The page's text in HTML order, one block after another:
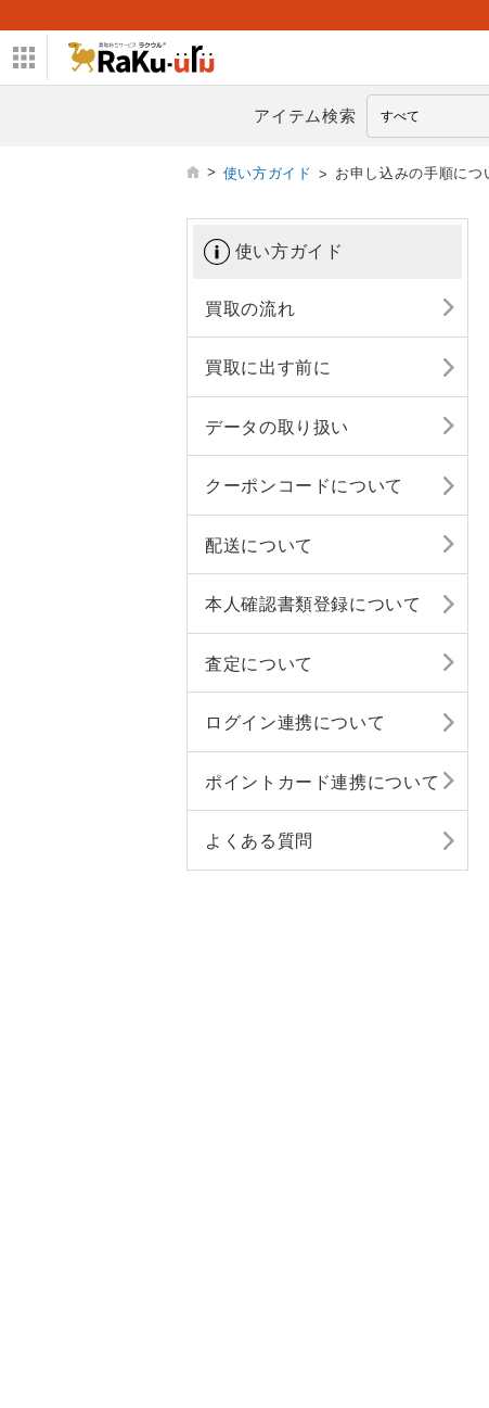
アイテム検索
> 使い方ガイド > お申し込みの手順につ
使い方ガイド
買取の流れ
買取に出す前に
データの取り扱い
クーポンコードについて
配送について
本人確認書類登録について
査定について
ログイン連携について
ポイントカード連携について
よくある質問